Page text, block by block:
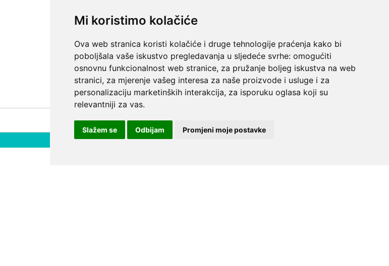
Mi koristimo kolačiće
Ova web stranica koristi kolačiće i druge tehnologije praćenja kako bi
poboljšala vaše iskustvo pregledavanja u sljedeće svrhe: omogućiti
osnovnu funkcionalnost web stranice, za pružanje boljeg iskustva na web
stranici, za mjerenje vašeg interesa za naše proizvode i usluge i za
personalizaciju marketinških interakcija, za isporuku oglasa koji su
relevantniji za vas.
Slažem se Odbijam Promjeni moje postavke